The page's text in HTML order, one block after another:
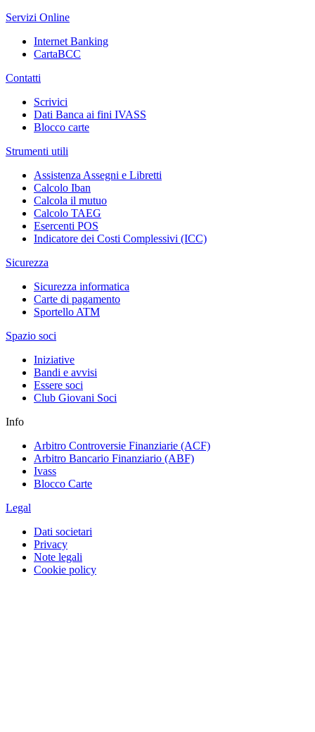
Servizi Online
Internet Banking
CartaBCC
Contatti
Scrivici
Dati Banca ai fini IVASS
Blocco carte
Strumenti utili
Assistenza Assegni e Libretti
Calcolo Iban
Calcola il mutuo
Calcolo TAEG
Esercenti POS
Indicatore dei Costi Complessivi (ICC)
Sicurezza
Sicurezza informatica
Carte di pagamento
Sportello ATM
Spazio soci
Iniziative
Bandi e avvisi
Essere soci
Club Giovani Soci
Info
Arbitro Controversie Finanziarie (ACF)
Arbitro Bancario Finanziario (ABF)
Ivass
Blocco Carte
Legal
Dati societari
Privacy
Note legali
Cookie policy